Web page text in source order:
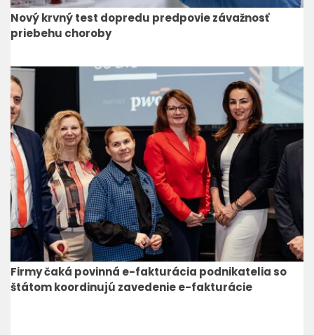
Nový krvný test dopredu predpovie závažnosť
priebehu choroby
Firmy čaká povinná e-fakturácia podnikatelia so
štátom koordinujú zavedenie e-fakturácie